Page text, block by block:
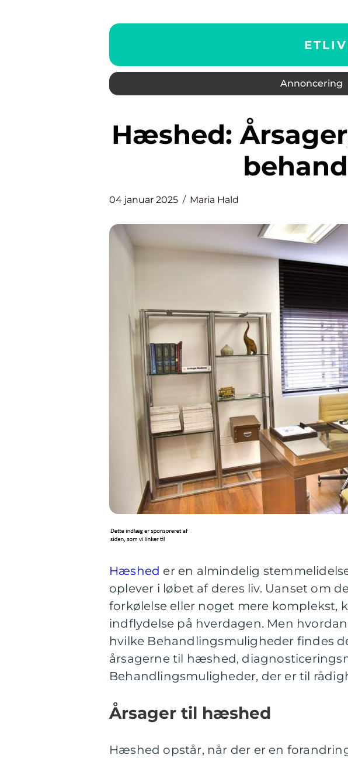
Annoncering
Hæshed: Årsager, diagnose og
04 januar 2025 Maria Hald
Hæshed er en almindelig
oplever i løbet af deres liv. Uanset om
forkølelse eller noget mere komplekst,
indflydelse på hverdagen. Men
hvilke Behandlingsmuligheder findes
årsagerne til hæshed,
Behandlingsmuligheder, der er til
Årsager til hæshed
Hæshed opstår, når der er en